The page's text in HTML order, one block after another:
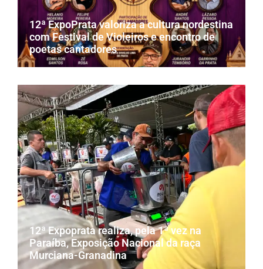
12ª ExpoPrata valoriza a cultura nordestina
com Festival de Violeiros e encontro de
poetas cantadores
12ª Expoprata realiza, pela 1ª vez na
Paraíba, Exposição Nacional da raça
Murciana-Granadina